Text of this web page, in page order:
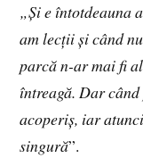
„Și e întotdeauna
am lecții și când
parcă n-ar mai fi
întreagă. Dar
acoperiș, iar
singură”.